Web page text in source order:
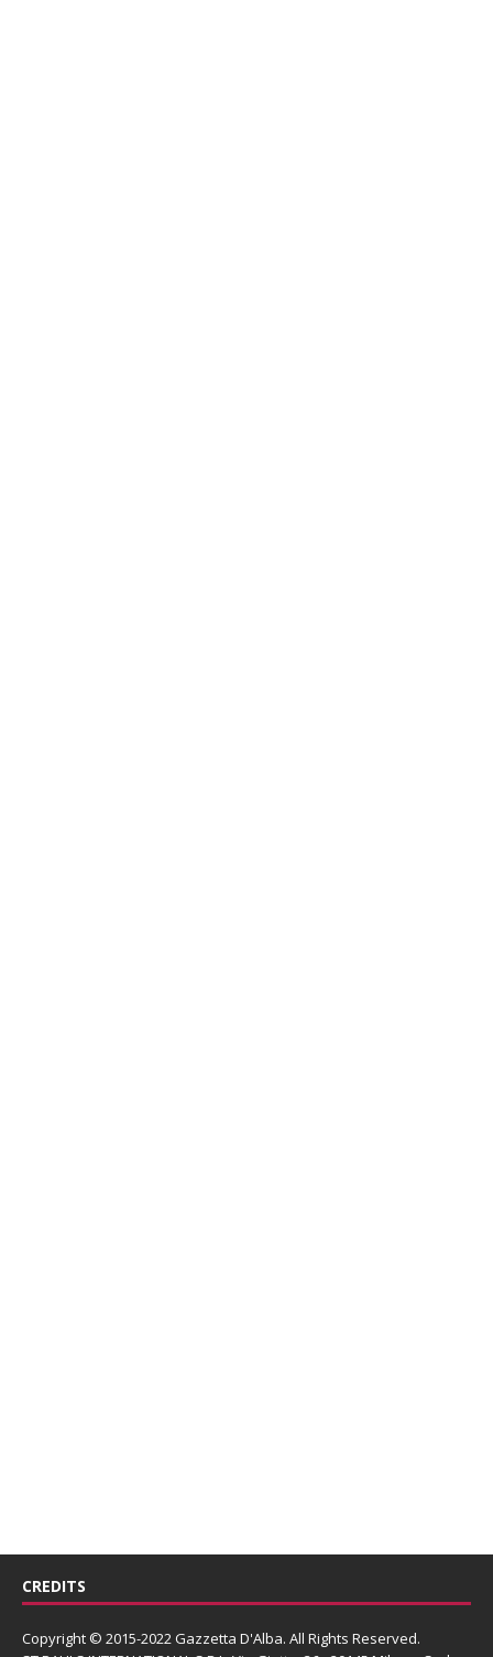
CREDITS
Copyright © 2015-2022 Gazzetta D'Alba. All Rights Reserved.